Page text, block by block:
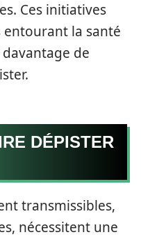
Ces initiatives
la santé
de
DÉPISTER
transmissibles,
nécessitent une